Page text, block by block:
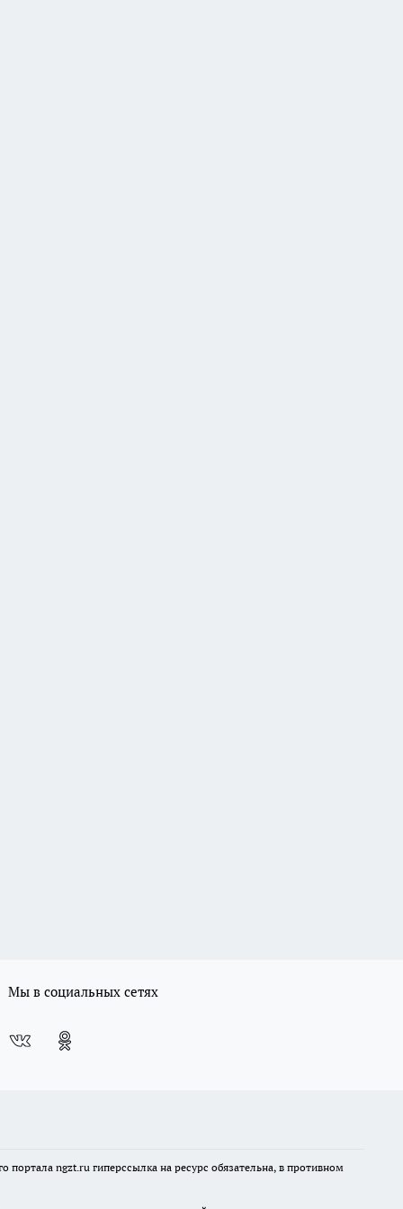
Мы в социальных сетях
ngzt.ru гиперссылка на ресурс обязательна, в противном